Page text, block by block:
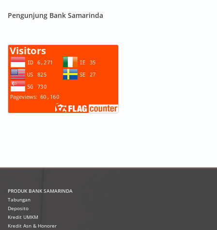
Pengunjung Bank Samarinda
PRODUK BANK SAMARINDA
Tabungan
Deposito
Kredit UMKM
Kredit Asn & Honorer